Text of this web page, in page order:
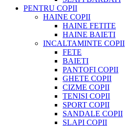
PENTRU COPII
HAINE COPII
HAINE FETITE
HAINE BAIETI
INCALTAMINTE COPII
FETE
BAIETI
PANTOFI COPII
GHETE COPII
CIZME COPII
TENISI COPII
SPORT COPII
SANDALE COPII
SLAPI COPII